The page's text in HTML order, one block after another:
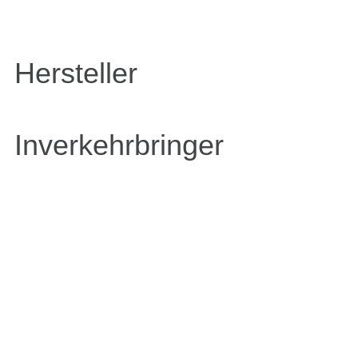
Hersteller
Inverkehrbringer